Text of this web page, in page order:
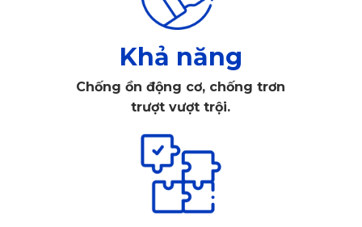
Thảm sàn ô tô 360 độ do KATA Việt Nam sản xuất
2. Tính Năng Ưu Việt Của Thảm Sàn Ô
Tô 360 Cho Lynk & Co 09 2025
Khả năng
Chống ồn động cơ, chống trơn
trượt vượt trội.